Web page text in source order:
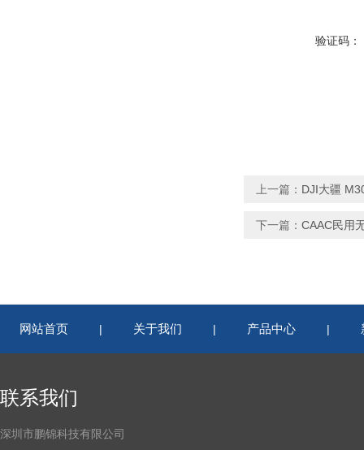
验证码：
上一篇： DJI大疆
下一篇： CAAC民用
网站首页 | 关于我们 | 产品中心 |
联系我们
深圳市鹏锦科技有限公司